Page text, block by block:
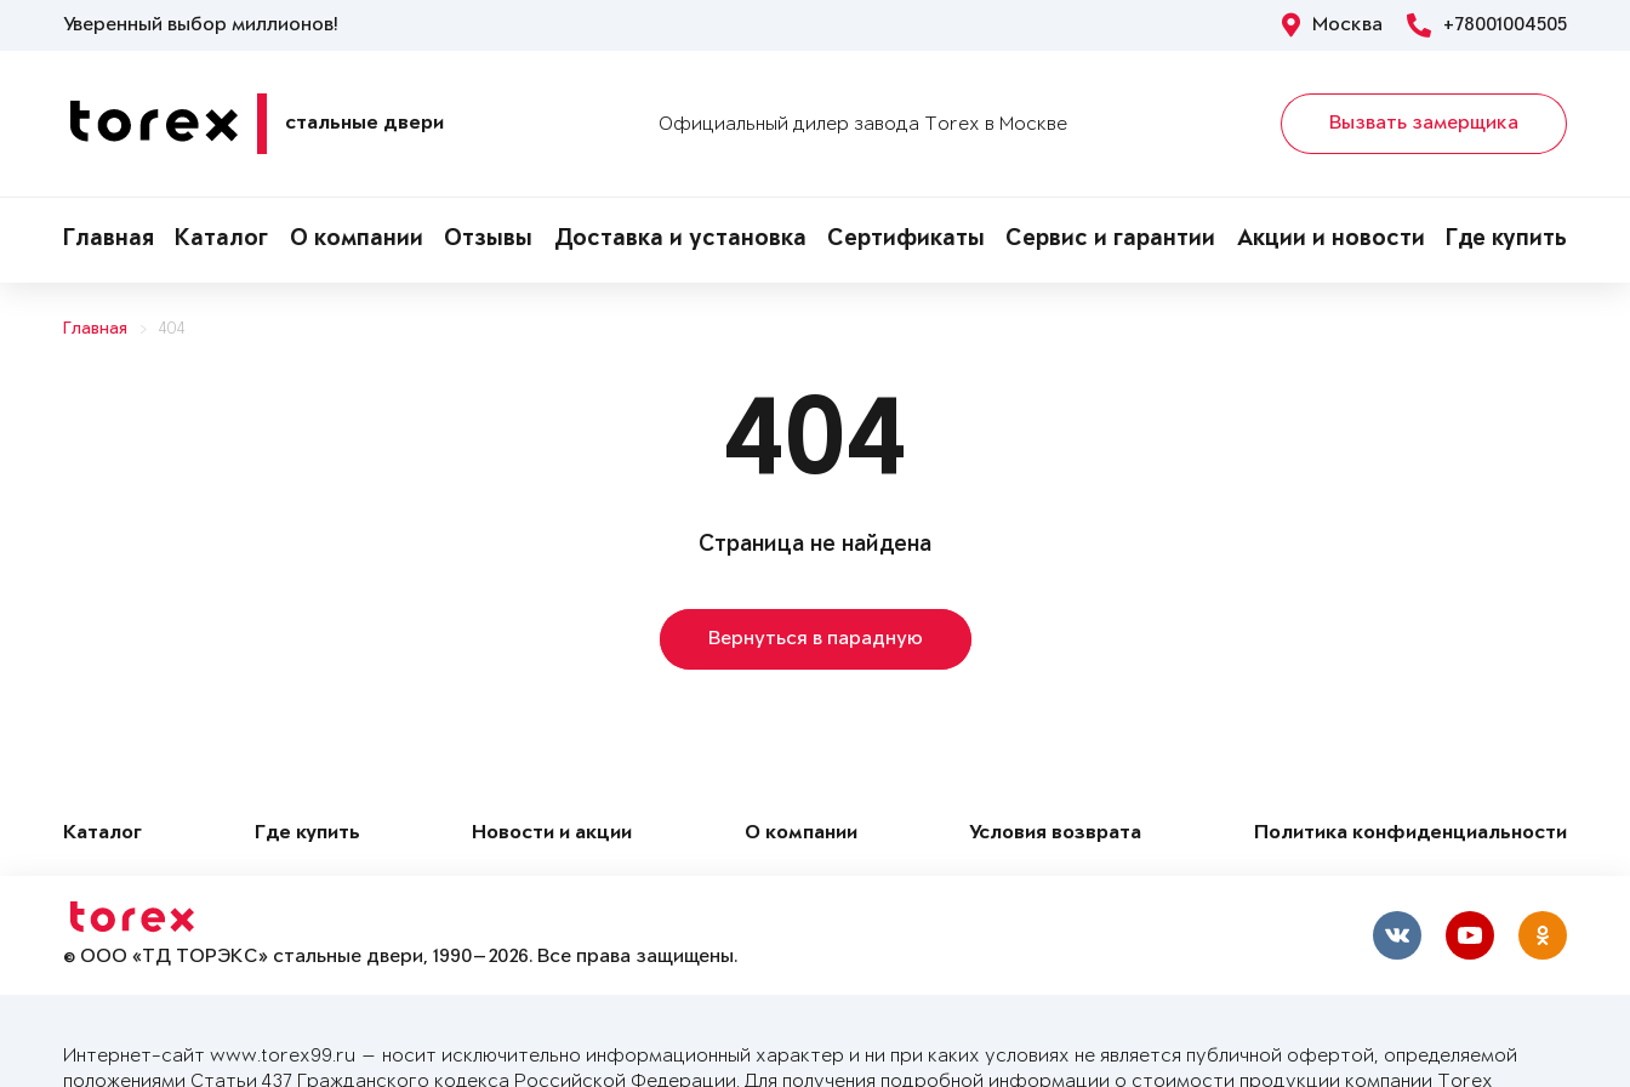
Уверенный выбор миллионов! Москва +78001004505
стальные двери Официальный дилер завода Torex в Москве Вызвать замерщика
Главная Каталог О компании Отзывы Доставка и установка Сертификаты Сервис и гарантии Акции и новости Где купить
Главная 404
404
Страница не найдена
Вернуться в парадную
Каталог Где купить Новости и акции О компании Условия возврата Политика конфиденциальности
© ООО «ТД ТОРЭКС» стальные двери, 1990—2026. Все права защищены.
Интернет-сайт www.torex99.ru — носит исключительно информационный характер и ни при каких условиях не является публичной офертой, определяемой
положениями Статьи 437 Гражданского кодекса Российской Федерации. Для получения подробной информации о стоимости продукции компании Torex